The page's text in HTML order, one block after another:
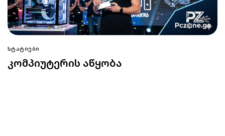
ᲡᲢᲐᲢᲘᲔᲑᲘ
კომპიუტერის აწყობა